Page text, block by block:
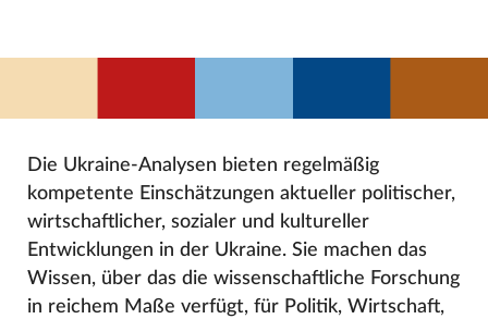
Die Ukraine-Analysen bieten regelmäßig
kompetente Einschätzungen aktueller politischer,
wirtschaftlicher, sozialer und kultureller
Entwicklungen in der Ukraine. Sie machen das
Wissen, über das die wissenschaftliche Forschung
in reichem Maße verfügt, für Politik, Wirtschaft,